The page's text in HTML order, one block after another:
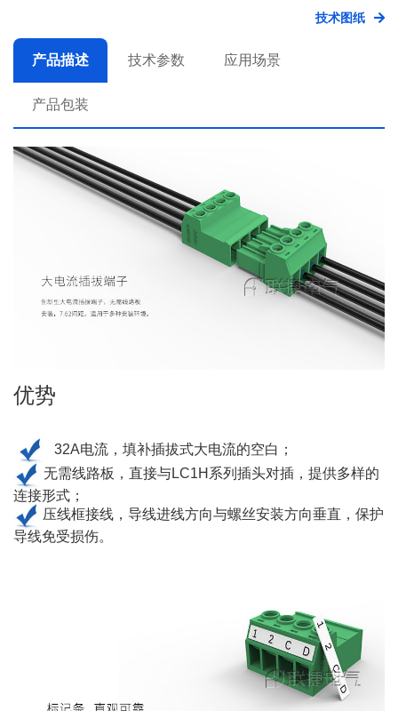
产品描述 技术参数 应用场景
产品包装
技术图纸
优势
32A电流，填补插拔式大电流的空白；
无需线路板，直接与LC1H系列插头对插，提供多样的
连接形式；
压线框接线，导线进线方向与螺丝安装方向垂直，保护
导线免受损伤。